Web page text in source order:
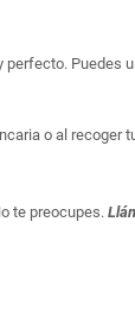
Puedes
o al recoger
te preocupes.